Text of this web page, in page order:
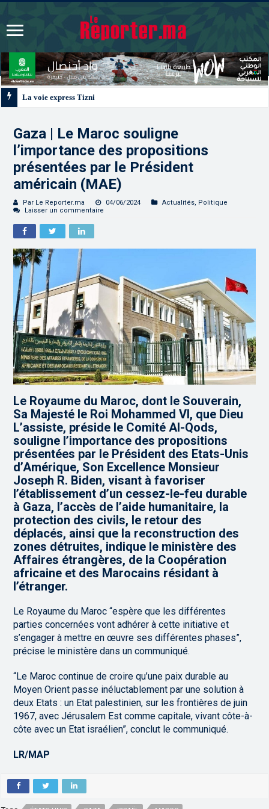
Gaza | Le Maroc souligne
l’importance des propositions
présentées par le Président
américain (MAE)
Par Le Reporter.ma 04/06/2024 Actualités, Politique
Laisser un commentaire
Le Royaume du Maroc, dont le Souverain,
Sa Majesté le Roi Mohammed VI, que Dieu
L’assiste, préside le Comité Al-Qods,
souligne l’importance des propositions
présentées par le Président des Etats-Unis
d’Amérique, Son Excellence Monsieur
Joseph R. Biden, visant à favoriser
l’établissement d’un cessez-le-feu durable
à Gaza, l’accès de l’aide humanitaire, la
protection des civils, le retour des
déplacés, ainsi que la reconstruction des
zones détruites, indique le ministère des
Affaires étrangères, de la Coopération
africaine et des Marocains résidant à
l’étranger.
Le Royaume du Maroc “espère que les différentes
parties concernées vont adhérer à cette initiative et
s’engager à mettre en œuvre ses différentes phases”,
précise le ministère dans un communiqué.
“Le Maroc continue de croire qu’une paix durable au
Moyen Orient passe inéluctablement par une solution à
deux Etats : un Etat palestinien, sur les frontières de juin
1967, avec Jérusalem Est comme capitale, vivant côte-à-
côte avec un Etat israélien”, conclut le communiqué.
LR/MAP